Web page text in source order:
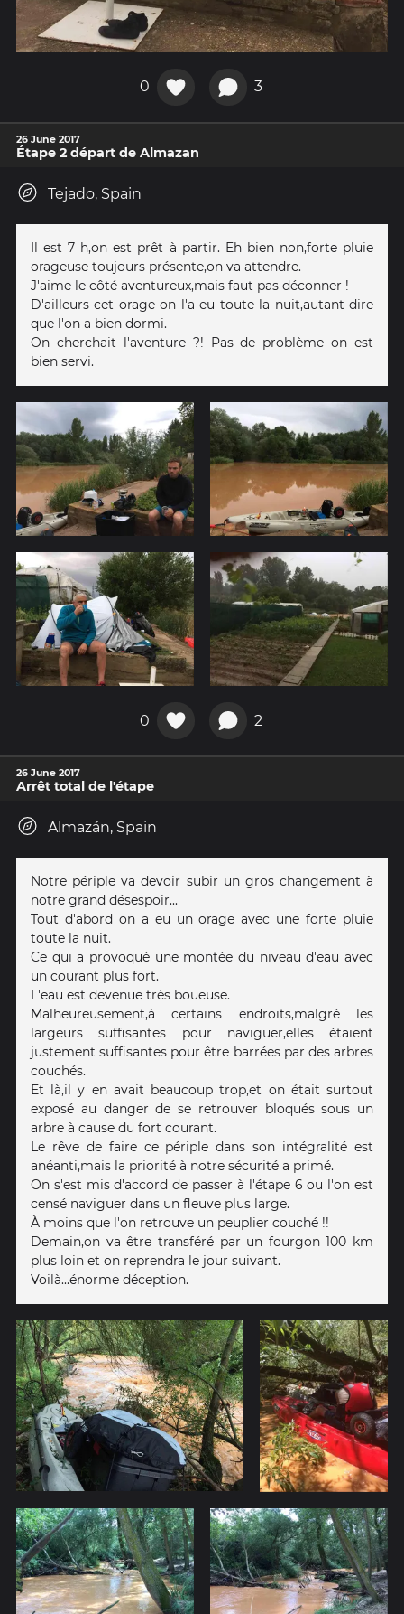
0 3
26 June 2017
Étape 2 départ de Almazan
Tejado, Spain
Il est 7 h,on est prêt à partir. Eh bien non,forte pluie
orageuse toujours présente,on va attendre.
J'aime le côté aventureux,mais faut pas déconner !
D'ailleurs cet orage on l'a eu toute la nuit,autant dire
que l'on a bien dormi.
On cherchait l'aventure ?! Pas de problème on est
bien servi.
0 2
26 June 2017
Arrêt total de l'étape
Almazán, Spain
Notre périple va devoir subir un gros changement à
notre grand désespoir...
Tout d'abord on a eu un orage avec une forte pluie
toute la nuit.
Ce qui a provoqué une montée du niveau d'eau avec
un courant plus fort.
L'eau est devenue très boueuse.
Malheureusement,à certains endroits,malgré les
largeurs suffisantes pour naviguer,elles étaient
justement suffisantes pour être barrées par des arbres
couchés.
Et là,il y en avait beaucoup trop,et on était surtout
exposé au danger de se retrouver bloqués sous un
arbre à cause du fort courant.
Le rêve de faire ce périple dans son intégralité est
anéanti,mais la priorité à notre sécurité a primé.
On s'est mis d'accord de passer à l'étape 6 ou l'on est
censé naviguer dans un fleuve plus large.
À moins que l'on retrouve un peuplier couché !!
Demain,on va être transféré par un fourgon 100 km
plus loin et on reprendra le jour suivant.
Voilà...énorme déception.